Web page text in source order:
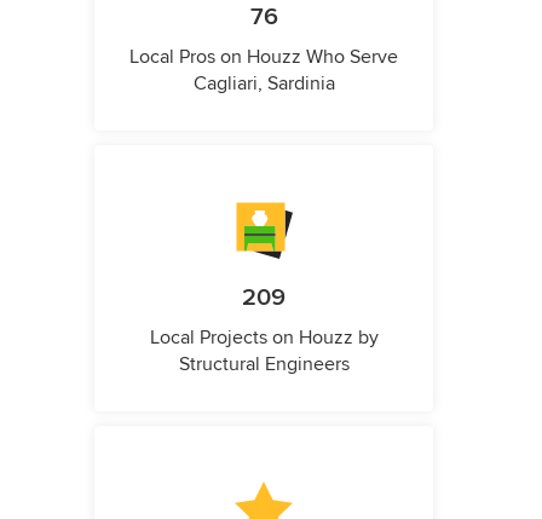
76
Local Pros on Houzz Who Serve
Cagliari, Sardinia
209
Local Projects on Houzz by
Structural Engineers